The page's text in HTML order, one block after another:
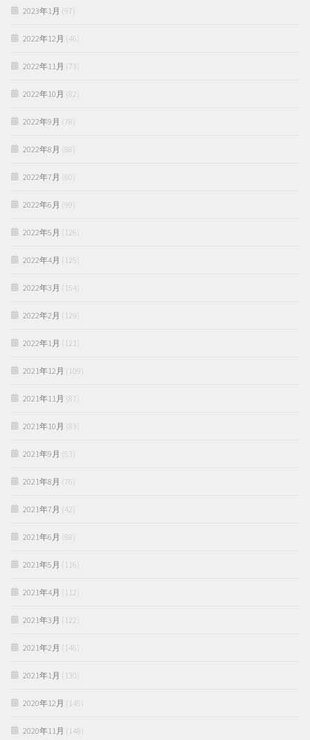
2023年1月 (97)
2022年12月 (46)
2022年11月 (73)
2022年10月 (82)
2022年9月 (78)
2022年8月 (88)
2022年7月 (80)
2022年6月 (99)
2022年5月 (126)
2022年4月 (125)
2022年3月 (154)
2022年2月 (129)
2022年1月 (121)
2021年12月 (109)
2021年11月 (87)
2021年10月 (83)
2021年9月 (53)
2021年8月 (76)
2021年7月 (42)
2021年6月 (88)
2021年5月 (116)
2021年4月 (112)
2021年3月 (122)
2021年2月 (146)
2021年1月 (130)
2020年12月 (145)
2020年11月 (148)